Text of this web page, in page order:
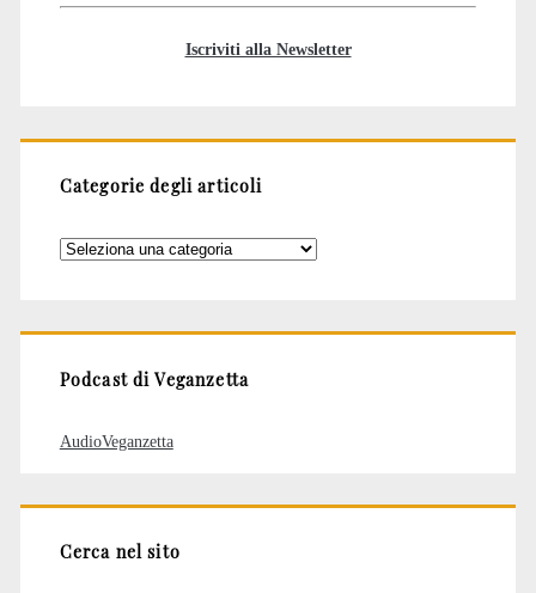
Iscriviti alla Newsletter
Categorie degli articoli
Categorie
Podcast di Veganzetta
AudioVeganzetta
Cerca nel sito